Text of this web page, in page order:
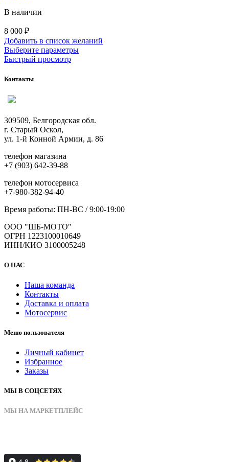
В наличии
8 000 ₽
Добавить в список желаний
Выберите параметрыЭтот
на
товара.
Быстрый просмотр
Контакты
309509, Белгородская обл.
г. Старый Оскол,
ул. 1-й Конной Армии, д. 86
телефон магазина
+7 (903) 642-39-88
телефон мотосервиса
+7-980-382-94-40
Время работы: ПН-ВС / 9:00-19:00
ООО "ШБ-МОТО"
ОГРН 1223100010649
ИНН/КИО 3100005248
О НАС
Наша команда
Контакты
Доставка и оплата
Мотосервис
Меню пользователя
Личный кабинет
Избранное
Заказы
МЫ В СОЦСЕТЯХ
МЫ НА МАРКЕТПЛЕЙС